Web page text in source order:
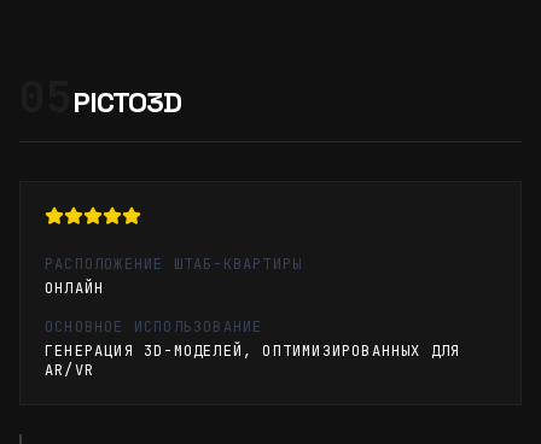
PICTO3D
РАСПОЛОЖЕНИЕ ШТАБ-КВАРТИРЫ
ОНЛАЙН
ОСНОВНОЕ ИСПОЛЬЗОВАНИЕ
ГЕНЕРАЦИЯ 3D-МОДЕЛЕЙ, ОПТИМИЗИРОВАННЫХ ДЛЯ
AR/VR